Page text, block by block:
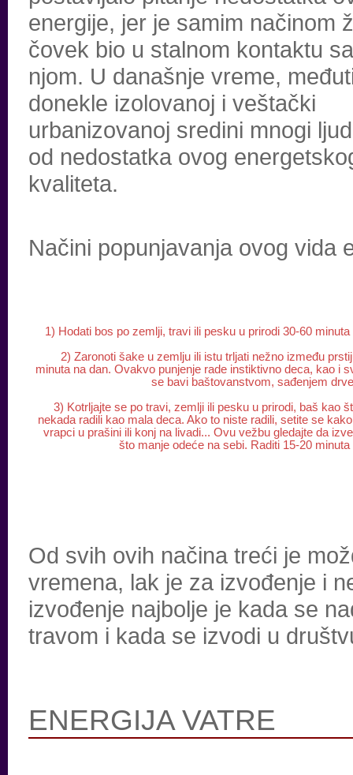
energije, jer je samim načinom
čovek bio u stalnom kontaktu sa
njom. U današnje vreme,
donekle izolovanoj i veštački
urbanizovanoj sredini mnogi
od nedostatka ovog
kvaliteta.
Načini popunjavanja ovog vida
1) Hodati bos po zemlji, travi ili pesku u prirodi 30-60 minuta
2) Zaronoti šake u zemlju ili istu trljati nežno između
minuta na dan. Ovakvo punjenje rade instiktivno deca, kao i
se bavi baštovanstvom, sađenjem
3) Kotrljajte se po travi, zemlji ili pesku u prirodi, baš kao
nekada radili kao mala deca. Ako to niste radili, setite se
vrapci u prašini ili konj na livadi... Ovu vežbu gledajte da
što manje odeće na sebi. Raditi 15-20 minuta
Od svih ovih načina treći je
vremena, lak je za izvođenje i
izvođenje najbolje je kada se
travom i kada se izvodi u
ENERGIJA VATRE